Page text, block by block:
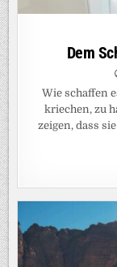
Dem
Wie schaffen
kriechen, zu
zeigen, dass